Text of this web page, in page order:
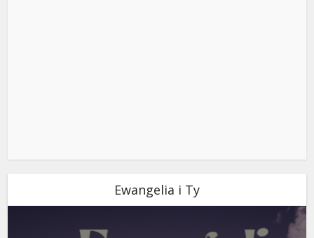
Ewangelia i Ty